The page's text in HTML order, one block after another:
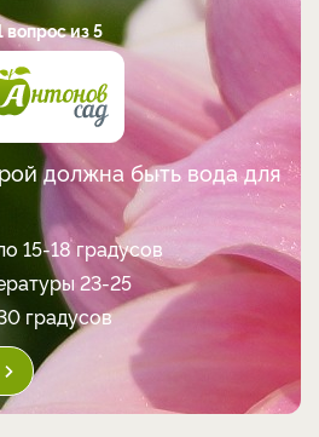
вопрос из 5
должна быть вода для
15-18 градусов
23-25
градусов